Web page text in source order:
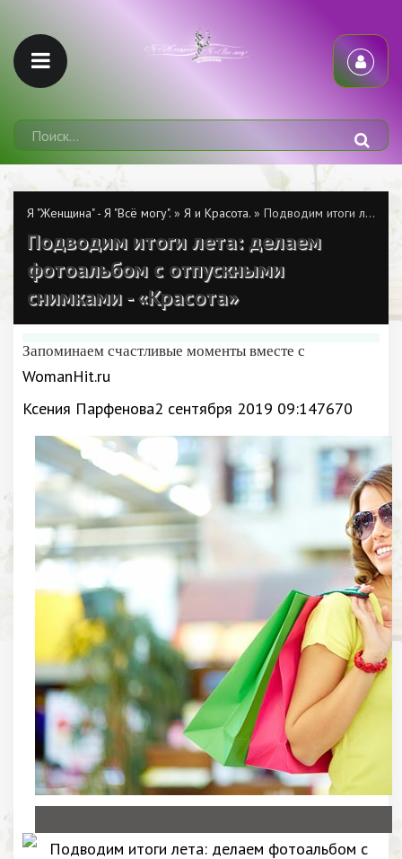
Я "Женщина" - Я "Всё могу". » Я и Красота. » Подводим итоги лета: делаем фотоальбом с отпускными снимками - «Красота»
Подводим итоги лета: делаем
фотоальбом с отпускными
снимками - «Красота»
Запоминаем счастливые моменты вместе с
WomanHit.ru
Ксения Парфенова2 сентября 2019 09:147670